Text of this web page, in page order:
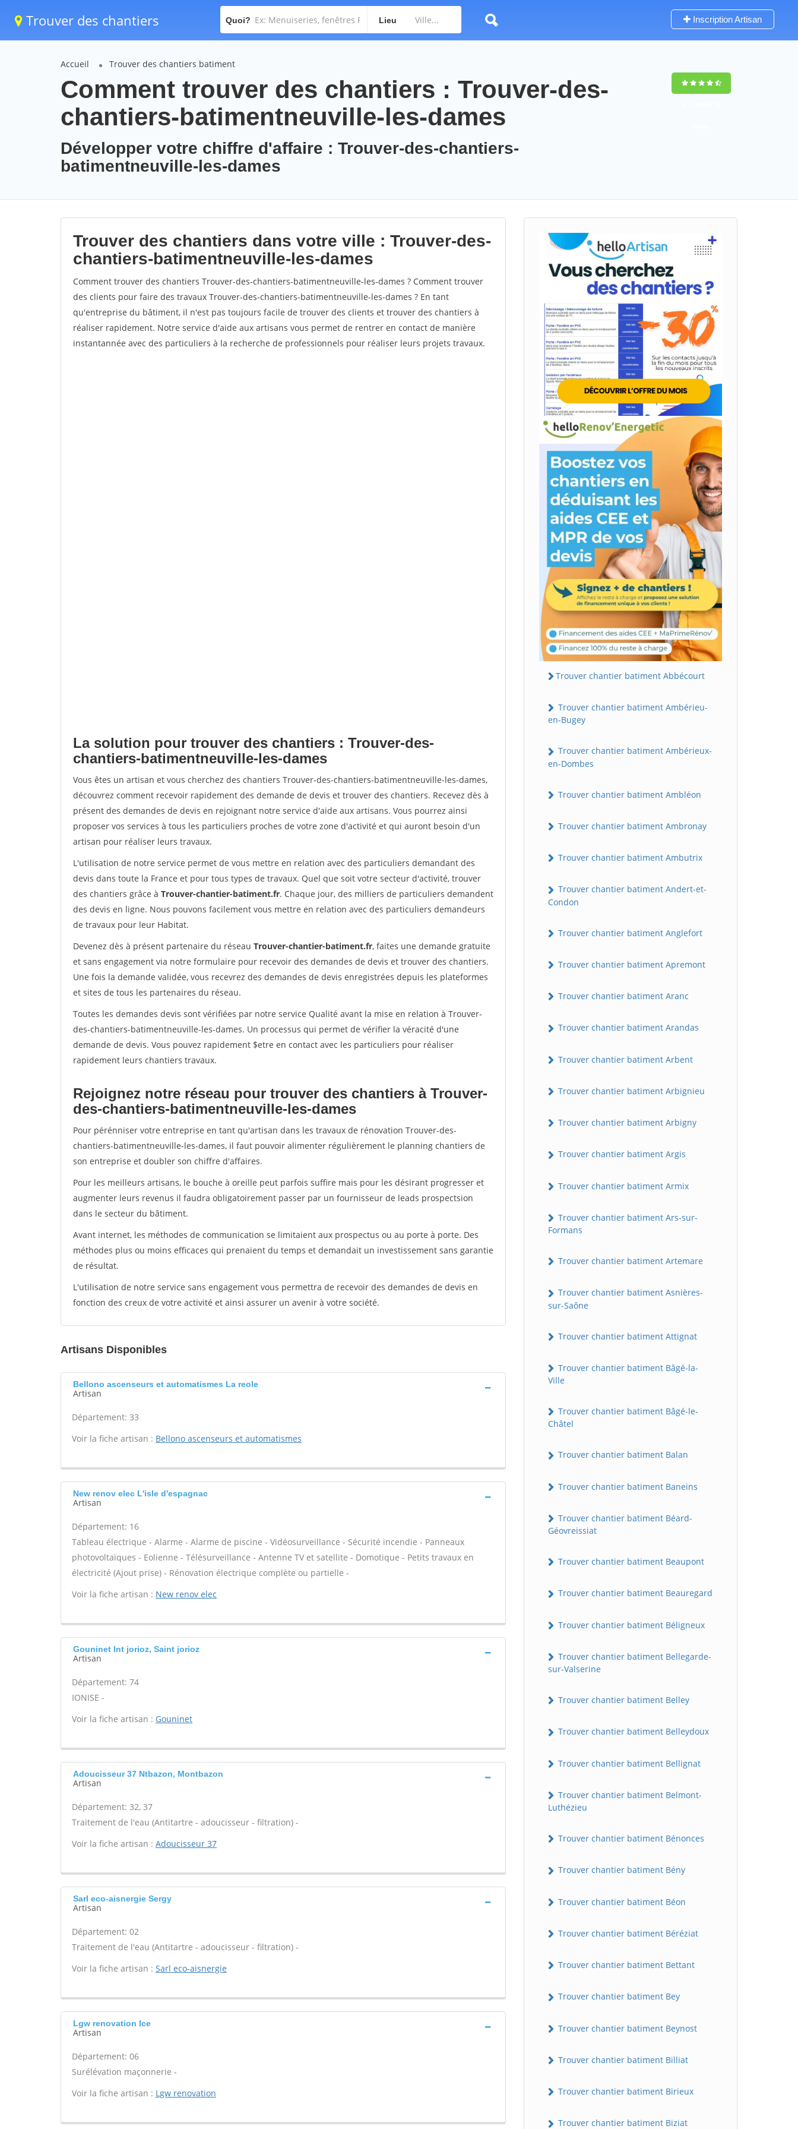
Trouver des chantiers Quoi? Lieu Inscription Artisan
Accueil Trouver des chantiers batiment
Comment trouver des chantiers : Trouver-des-
chantiers-batimentneuville-les-dames
Développer votre chiffre d'affaire : Trouver-des-chantiers-
batimentneuville-les-dames
Trouver des chantiers dans votre ville : Trouver-des-
chantiers-batimentneuville-les-dames
Comment trouver des chantiers Trouver-des-chantiers-batimentneuville-les-dames ? Comment trouver
des clients pour faire des travaux Trouver-des-chantiers-batimentneuville-les-dames ? En tant
qu'entreprise du bâtiment, il n'est pas toujours facile de trouver des clients et trouver des chantiers à
réaliser rapidement. Notre service d'aide aux artisans vous permet de rentrer en contact de manière
instantannée avec des particuliers à la recherche de professionnels pour réaliser leurs projets travaux.
La solution pour trouver des chantiers : Trouver-des-
chantiers-batimentneuville-les-dames
Vous êtes un artisan et vous cherchez des chantiers Trouver-des-chantiers-batimentneuville-les-dames,
découvrez comment recevoir rapidement des demande de devis et trouver des chantiers. Recevez dès à
présent des demandes de devis en rejoignant notre service d'aide aux artisans. Vous pourrez ainsi
proposer vos services à tous les particuliers proches de votre zone d'activité et qui auront besoin d'un
artisan pour réaliser leurs travaux.
L'utilisation de notre service permet de vous mettre en relation avec des particuliers demandant des
devis dans toute la France et pour tous types de travaux. Quel que soit votre secteur d'activité, trouver
des chantiers grâce à Trouver-chantier-batiment.fr. Chaque jour, des milliers de particuliers demandent
des devis en ligne. Nous pouvons facilement vous mettre en relation avec des particuliers demandeurs
de travaux pour leur Habitat.
Devenez dès à présent partenaire du réseau Trouver-chantier-batiment.fr, faites une demande gratuite
et sans engagement via notre formulaire pour recevoir des demandes de devis et trouver des chantiers.
Une fois la demande validée, vous recevrez des demandes de devis enregistrées depuis les plateformes
et sites de tous les partenaires du réseau.
Toutes les demandes devis sont vérifiées par notre service Qualité avant la mise en relation à Trouver-
des-chantiers-batimentneuville-les-dames. Un processus qui permet de vérifier la véracité d'une
demande de devis. Vous pouvez rapidement $etre en contact avec les particuliers pour réaliser
rapidement leurs chantiers travaux.
Rejoignez notre réseau pour trouver des chantiers à Trouver-
des-chantiers-batimentneuville-les-dames
Pour pérénniser votre entreprise en tant qu'artisan dans les travaux de rénovation Trouver-des-
chantiers-batimentneuville-les-dames, il faut pouvoir alimenter régulièrement le planning chantiers de
son entreprise et doubler son chiffre d'affaires.
Pour les meilleurs artisans, le bouche à oreille peut parfois suffire mais pour les désirant progresser et
augmenter leurs revenus il faudra obligatoirement passer par un fournisseur de leads prospectsion
dans le secteur du bâtiment.
Avant internet, les méthodes de communication se limitaient aux prospectus ou au porte à porte. Des
méthodes plus ou moins efficaces qui prenaient du temps et demandait un investissement sans garantie
de résultat.
L'utilisation de notre service sans engagement vous permettra de recevoir des demandes de devis en
fonction des creux de votre activité et ainsi assurer un avenir à votre société.
Artisans Disponibles
Bellono ascenseurs et automatismes La reole
Artisan
Département: 33
Voir la fiche artisan : Bellono ascenseurs et automatismes
New renov elec L'isle d'espagnac
Artisan
Département: 16
Tableau électrique - Alarme - Alarme de piscine - Vidéosurveillance - Sécurité incendie - Panneaux
photovoltaïques - Eolienne - Télésurveillance - Antenne TV et satellite - Domotique - Petits travaux en
électricité (Ajout prise) - Rénovation électrique complète ou partielle -
Voir la fiche artisan : New renov elec
Gouninet Int jorioz, Saint jorioz
Artisan
Département: 74
IONISE -
Voir la fiche artisan : Gouninet
Adoucisseur 37 Ntbazon, Montbazon
Artisan
Département: 32, 37
Traitement de l'eau (Antitartre - adoucisseur - filtration) -
Voir la fiche artisan : Adoucisseur 37
Sarl eco-aisnergie Sergy
Artisan
Département: 02
Traitement de l'eau (Antitartre - adoucisseur - filtration) -
Voir la fiche artisan : Sarl eco-aisnergie
Lgw renovation Ice
Artisan
Département: 06
Surélévation maçonnerie -
Voir la fiche artisan : Lgw renovation
Trouver chantier batiment Abbécourt
Trouver chantier batiment Ambérieu-
en-Bugey
Trouver chantier batiment Ambérieux-
en-Dombes
Trouver chantier batiment Ambléon
Trouver chantier batiment Ambronay
Trouver chantier batiment Ambutrix
Trouver chantier batiment Andert-et-
Condon
Trouver chantier batiment Anglefort
Trouver chantier batiment Apremont
Trouver chantier batiment Aranc
Trouver chantier batiment Arandas
Trouver chantier batiment Arbent
Trouver chantier batiment Arbignieu
Trouver chantier batiment Arbigny
Trouver chantier batiment Argis
Trouver chantier batiment Armix
Trouver chantier batiment Ars-sur-
Formans
Trouver chantier batiment Artemare
Trouver chantier batiment Asnières-
sur-Saône
Trouver chantier batiment Attignat
Trouver chantier batiment Bâgé-la-
Ville
Trouver chantier batiment Bâgé-le-
Châtel
Trouver chantier batiment Balan
Trouver chantier batiment Baneins
Trouver chantier batiment Béard-
Géovreissiat
Trouver chantier batiment Beaupont
Trouver chantier batiment Beauregard
Trouver chantier batiment Béligneux
Trouver chantier batiment Bellegarde-
sur-Valserine
Trouver chantier batiment Belley
Trouver chantier batiment Belleydoux
Trouver chantier batiment Bellignat
Trouver chantier batiment Belmont-
Luthézieu
Trouver chantier batiment Bénonces
Trouver chantier batiment Bény
Trouver chantier batiment Béon
Trouver chantier batiment Béréziat
Trouver chantier batiment Bettant
Trouver chantier batiment Bey
Trouver chantier batiment Beynost
Trouver chantier batiment Billiat
Trouver chantier batiment Birieux
Trouver chantier batiment Biziat